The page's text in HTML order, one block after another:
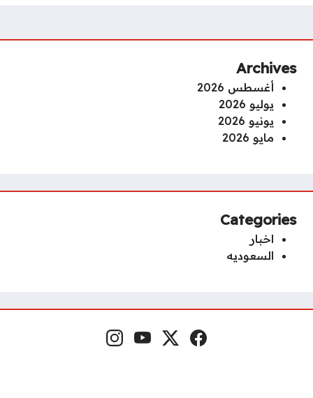
Archives
أغسطس 2026
يوليو 2026
يونيو 2026
مايو 2026
Categories
اخبار
السعوديه
Social Links Facebook
x.com
YouTube
Instagram